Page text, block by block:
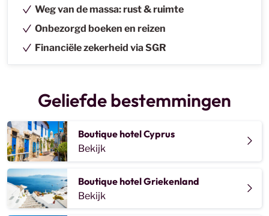
Weg van de massa: rust & ruimte
Onbezorgd boeken en reizen
Financiële zekerheid via SGR
Geliefde bestemmingen
Boutique hotel Cyprus
Bekijk
Boutique hotel Griekenland
Bekijk